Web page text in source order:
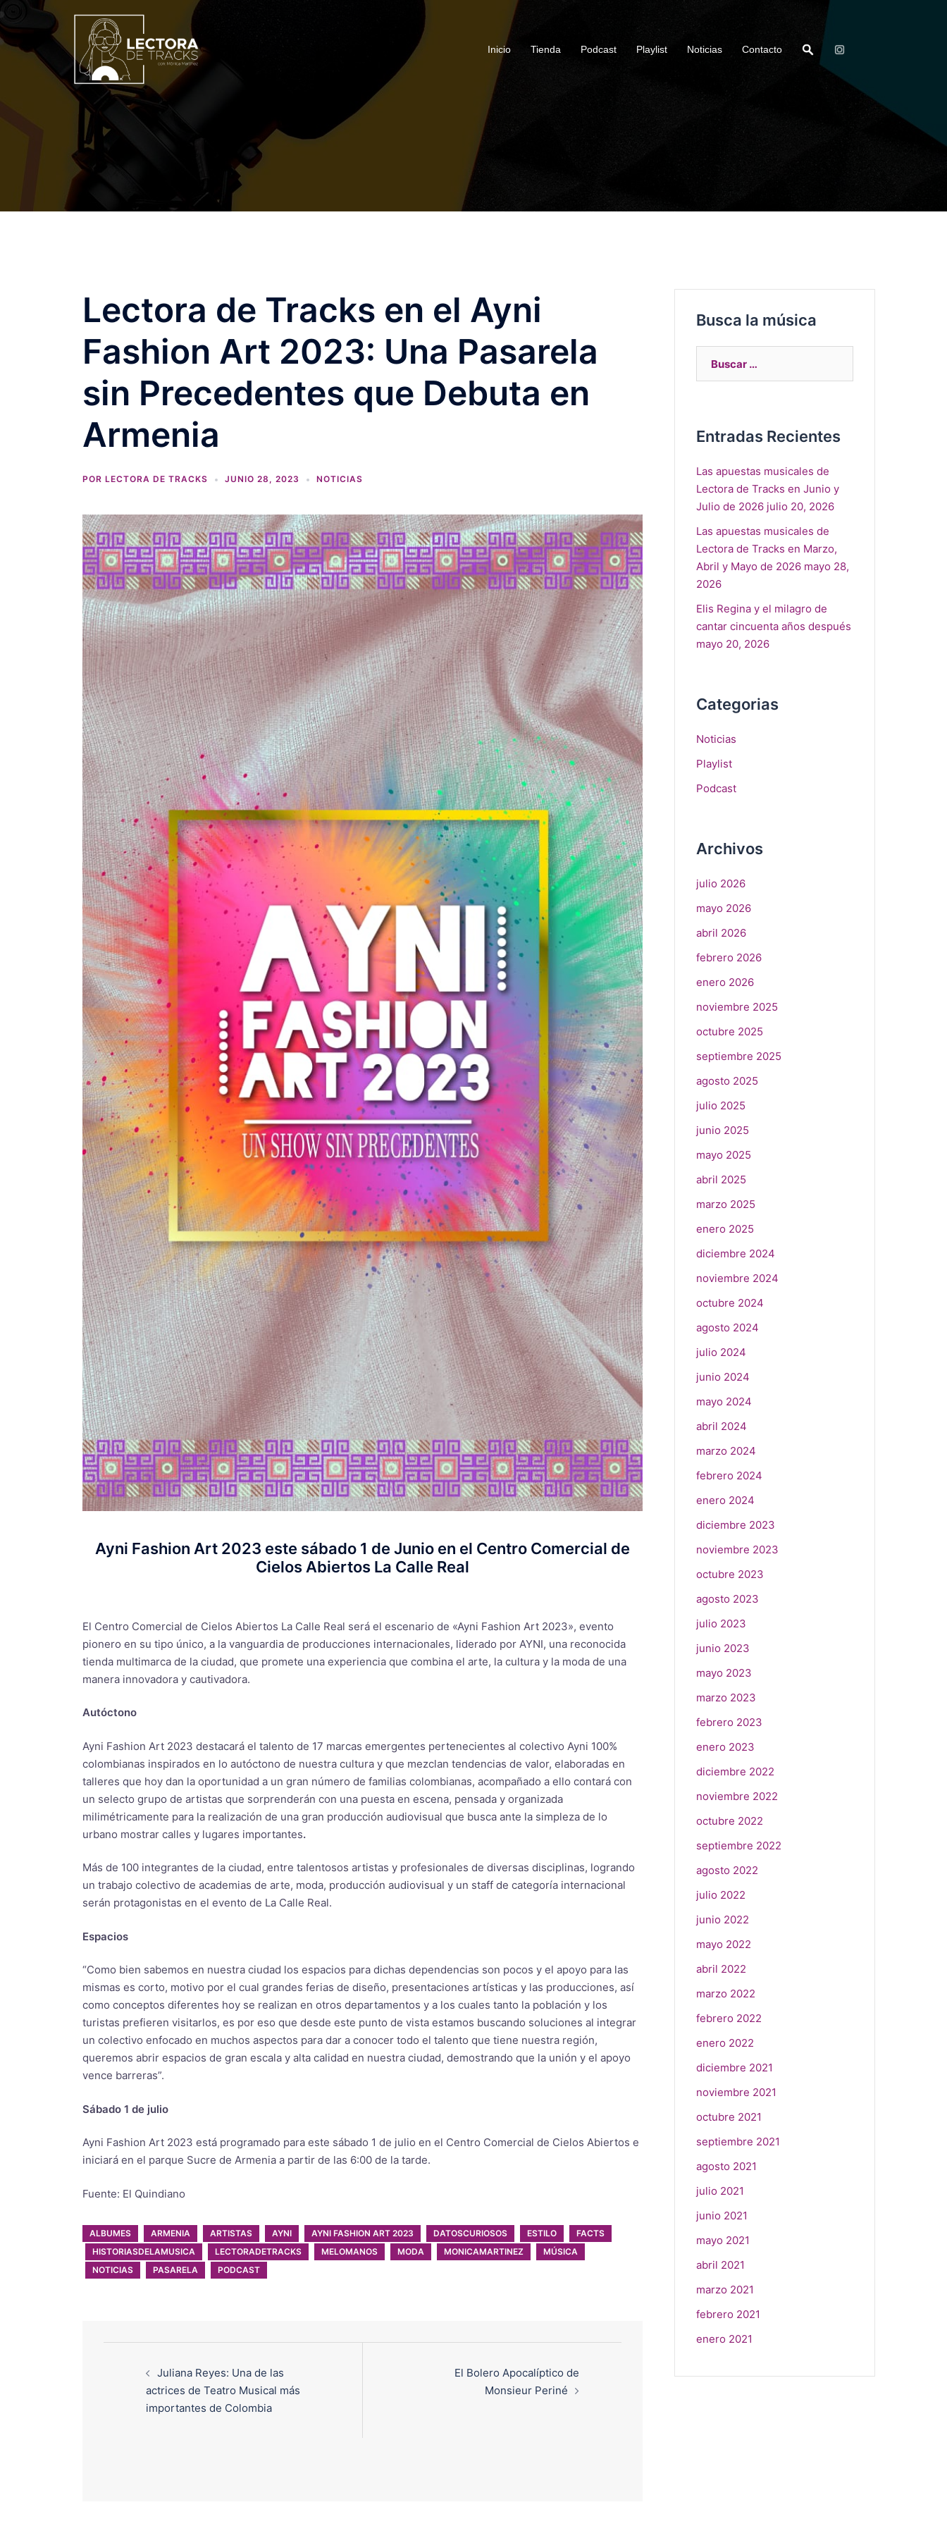
Inicio Tienda Podcast Playlist Noticias Contacto
Lectora de Tracks en el Ayni
Fashion Art 2023: Una Pasarela
sin Precedentes que Debuta en
Armenia
POR LECTORA DE TRACKS JUNIO 28, 2023 NOTICIAS
Ayni Fashion Art 2023 este sábado 1 de Junio en el Centro Comercial de
Cielos Abiertos La Calle Real
El Centro Comercial de Cielos Abiertos La Calle Real será el escenario de «Ayni Fashion Art 2023», evento
pionero en su tipo único, a la vanguardia de producciones internacionales, liderado por AYNI, una reconocida
tienda multimarca de la ciudad, que promete una experiencia que combina el arte, la cultura y la moda de una
manera innovadora y cautivadora.
Autóctono
Ayni Fashion Art 2023 destacará el talento de 17 marcas emergentes pertenecientes al colectivo Ayni 100%
colombianas inspirados en lo autóctono de nuestra cultura y que mezclan tendencias de valor, elaboradas en
talleres que hoy dan la oportunidad a un gran número de familias colombianas, acompañado a ello contará con
un selecto grupo de artistas que sorprenderán con una puesta en escena, pensada y organizada
milimétricamente para la realización de una gran producción audiovisual que busca ante la simpleza de lo
urbano mostrar calles y lugares importantes.
Más de 100 integrantes de la ciudad, entre talentosos artistas y profesionales de diversas disciplinas, logrando
un trabajo colectivo de academias de arte, moda, producción audiovisual y un staff de categoría internacional
serán protagonistas en el evento de La Calle Real.
Espacios
“Como bien sabemos en nuestra ciudad los espacios para dichas dependencias son pocos y el apoyo para las
mismas es corto, motivo por el cual grandes ferias de diseño, presentaciones artísticas y las producciones, así
como conceptos diferentes hoy se realizan en otros departamentos y a los cuales tanto la población y los
turistas prefieren visitarlos, es por eso que desde este punto de vista estamos buscando soluciones al integrar
un colectivo enfocado en muchos aspectos para dar a conocer todo el talento que tiene nuestra región,
queremos abrir espacios de gran escala y alta calidad en nuestra ciudad, demostrando que la unión y el apoyo
vence barreras”.
Sábado 1 de julio
Ayni Fashion Art 2023 está programado para este sábado 1 de julio en el Centro Comercial de Cielos Abiertos e
iniciará en el parque Sucre de Armenia a partir de las 6:00 de la tarde.
Fuente: El Quindiano
ALBUMES ARMENIA ARTISTAS AYNI AYNI FASHION ART 2023 DATOSCURIOSOS ESTILO
FACTS
HISTORIASDELAMUSICA
LECTORADETRACKS MELOMANOS MODA MONICAMARTINEZ
MÚSICA
NOTICIAS
PASARELA PODCAST
Juliana Reyes: Una de las
actrices de Teatro Musical más
importantes de Colombia
El Bolero Apocalíptico de
Monsieur Periné
Busca la música
Entradas Recientes
Las apuestas musicales de
Lectora de Tracks en Junio y
Julio de 2026 julio 20, 2026
Las apuestas musicales de
Lectora de Tracks en Marzo,
Abril y Mayo de 2026 mayo 28,
2026
Elis Regina y el milagro de
cantar cincuenta años después
mayo 20, 2026
Categorias
Noticias
Playlist
Podcast
Archivos
julio 2026
mayo 2026
abril 2026
febrero 2026
enero 2026
noviembre 2025
octubre 2025
septiembre 2025
agosto 2025
julio 2025
junio 2025
mayo 2025
abril 2025
marzo 2025
enero 2025
diciembre 2024
noviembre 2024
octubre 2024
agosto 2024
julio 2024
junio 2024
mayo 2024
abril 2024
marzo 2024
febrero 2024
enero 2024
diciembre 2023
noviembre 2023
octubre 2023
agosto 2023
julio 2023
junio 2023
mayo 2023
marzo 2023
febrero 2023
enero 2023
diciembre 2022
noviembre 2022
octubre 2022
septiembre 2022
agosto 2022
julio 2022
junio 2022
mayo 2022
abril 2022
marzo 2022
febrero 2022
enero 2022
diciembre 2021
noviembre 2021
octubre 2021
septiembre 2021
agosto 2021
julio 2021
junio 2021
mayo 2021
abril 2021
marzo 2021
febrero 2021
enero 2021